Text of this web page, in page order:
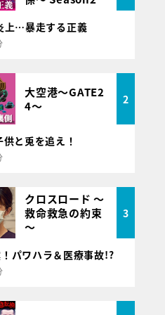
上…暴走する正義
大空港～GATE2
4～
2
と兎を追え！
クロスロード ～
救命救急の約束
～
3
パワハラ＆医療事故!?